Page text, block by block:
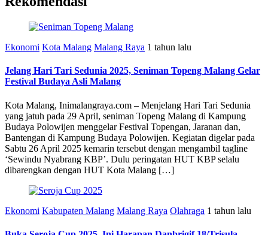
Ekonomi Kota Malang Malang Raya 1 tahun lalu
Jelang Hari Tari Sedunia 2025, Seniman Topeng Malang Gelar
Festival Budaya Asli Malang
Kota Malang, Inimalangraya.com – Menjelang Hari Tari Sedunia
yang jatuh pada 29 April, seniman Topeng Malang di Kampung
Budaya Polowijen menggelar Festival Topengan, Jaranan dan,
Bantengan di Kampung Budaya Polowijen. Kegiatan digelar pada
Sabtu 26 April 2025 kemarin tersebut dengan mengambil tagline
‘Sewindu Nyabrang KBP’. Dulu peringatan HUT KBP selalu
dibarengkan dengan HUT Kota Malang […]
Ekonomi Kabupaten Malang Malang Raya Olahraga 1 tahun lalu